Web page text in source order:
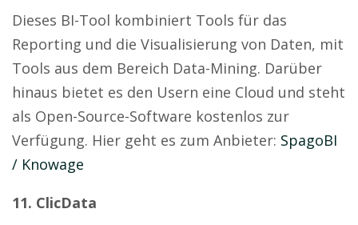
Dieses BI-Tool kombiniert Tools für das
Reporting und die Visualisierung von Daten, mit
Tools aus dem Bereich Data-Mining. Darüber
hinaus bietet es den Usern eine Cloud und steht
als Open-Source-Software kostenlos zur
Verfügung. Hier geht es zum Anbieter: SpagoBI
/ Knowage
11. ClicData